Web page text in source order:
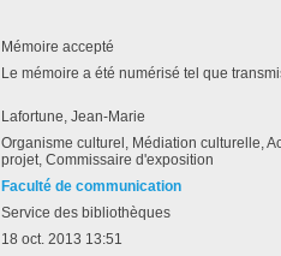
Mémoire accepté
Le mémoire a été numérisé tel que
Lafortune, Jean-Marie
Organisme culturel, Médiation culturelle,
projet, Commissaire d'exposition
Faculté de communication
Service des bibliothèques
18 oct. 2013 13:51